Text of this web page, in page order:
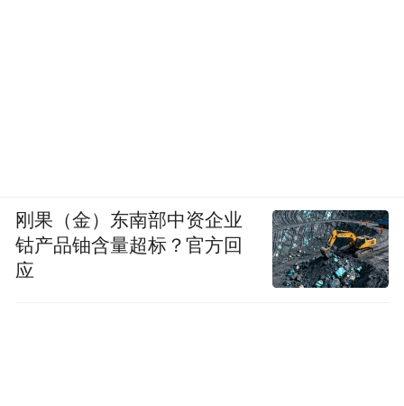
刚果（金）东南部中资企业
钴产品铀含量超标？官方回
应